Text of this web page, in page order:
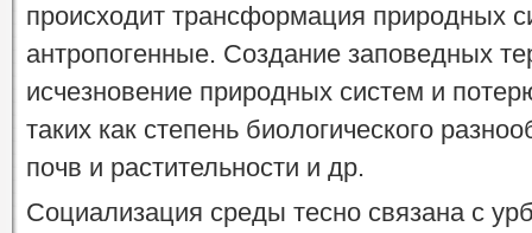
происходит трансформация природных
антропогенные. Создание заповедных
исчезновение природных систем и
таких как степень биологического
почв и растительности и др.
Социализация среды тесно связана с